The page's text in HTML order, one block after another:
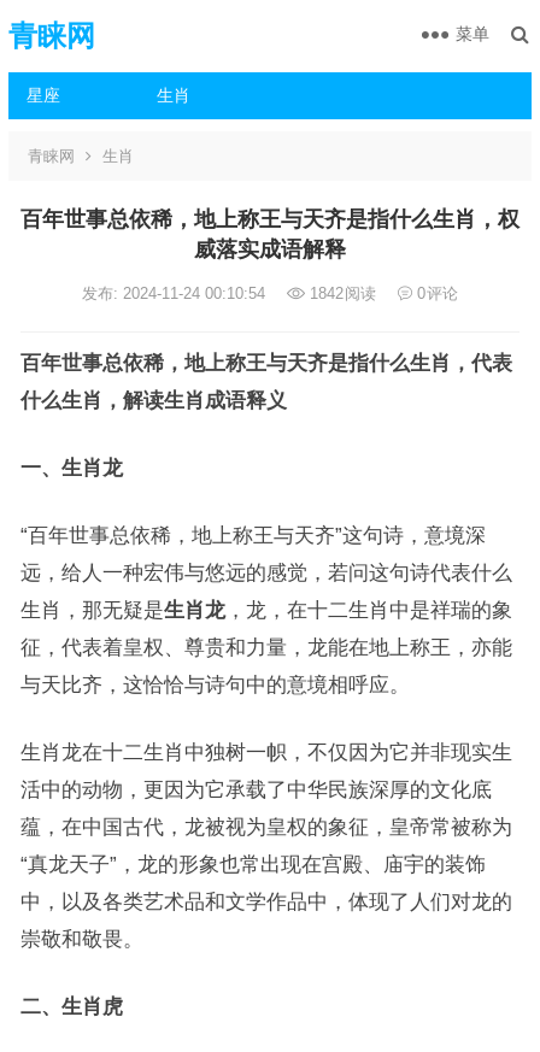
青睐网
星座 生肖
菜单
青睐网 生肖
百年世事总依稀，地上称王与天齐是指什么生肖，权
威落实成语解释
发布: 2024-11-24 00:10:54 1842阅读 0评论
百年世事总依稀，地上称王与天齐是指什么生肖，代表
什么生肖，解读生肖成语释义
一、生肖龙
“百年世事总依稀，地上称王与天齐”这句诗，意境深
远，给人一种宏伟与悠远的感觉，若问这句诗代表什么
生肖，那无疑是生肖龙，龙，在十二生肖中是祥瑞的象
征，代表着皇权、尊贵和力量，龙能在地上称王，亦能
与天比齐，这恰恰与诗句中的意境相呼应。
生肖龙在十二生肖中独树一帜，不仅因为它并非现实生
活中的动物，更因为它承载了中华民族深厚的文化底
蕴，在中国古代，龙被视为皇权的象征，皇帝常被称为
“真龙天子”，龙的形象也常出现在宫殿、庙宇的装饰
中，以及各类艺术品和文学作品中，体现了人们对龙的
崇敬和敬畏。
二、生肖虎